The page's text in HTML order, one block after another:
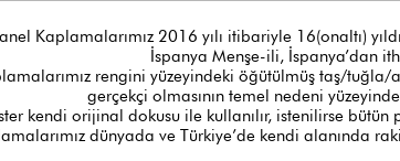
Kaplamalarımız 2016 yılı itibariyle 16(onaltı)
İspanya Menşe-ili, İspanya’dan
rengini yüzeyindeki öğütülmüş taş/
gerçekçi olmasının temel nedeni
kendi orijinal dokusu ile kullanılır, istenilirse
dünyada ve Türkiye’de kendi alanında